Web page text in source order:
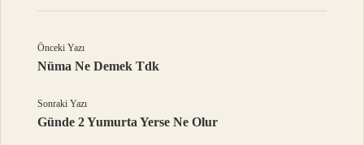
Önceki Yazı
Nüma Ne Demek Tdk
Sonraki Yazı
Günde 2 Yumurta Yerse Ne Olur